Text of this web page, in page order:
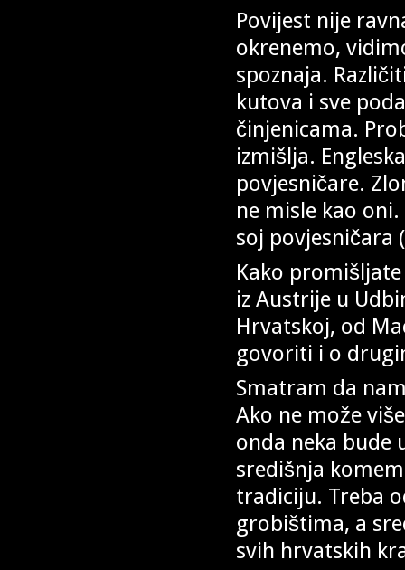
Povijest nije
okrenemo,
spoznaja.
kutova i sve
činjenicama.
izmišlja.
povjesničare.
ne misle kao
soj povjesničara
Kako
iz Austrije u
Hrvatskoj, od
govoriti i o
Smatram da
Ako ne može
onda neka bude
središnja
tradiciju. Treba
grobištima, a
svih hrvatskih